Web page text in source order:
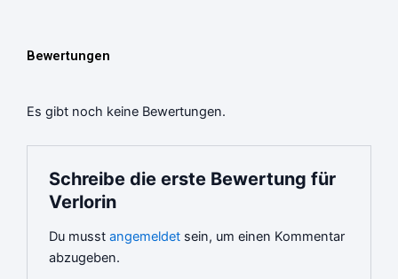
Bewertungen
Es gibt noch keine Bewertungen.
Schreibe die erste Bewertung für
Verlorin
Du musstangemeldet sein, um einen Kommentar
abzugeben.